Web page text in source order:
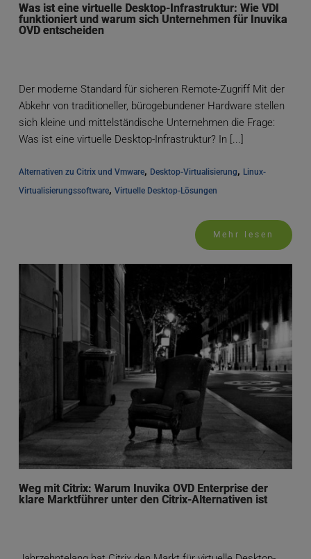
Was ist eine virtuelle Desktop-Infrastruktur: Wie VDI
funktioniert und warum sich Unternehmen für Inuvika
OVD entscheiden
Der moderne Standard für sicheren Remote-Zugriff Mit der
Abkehr von traditioneller, bürogebundener Hardware stellen
sich kleine und mittelständische Unternehmen die Frage:
Was ist eine virtuelle Desktop-Infrastruktur? In [...]
Alternativen zu Citrix und Vmware, Desktop-Virtualisierung, Linux-
Virtualisierungssoftware, Virtuelle Desktop-Lösungen
Mehr lesen
Weg mit Citrix: Warum Inuvika OVD Enterprise der
klare Marktführer unter den Citrix-Alternativen ist